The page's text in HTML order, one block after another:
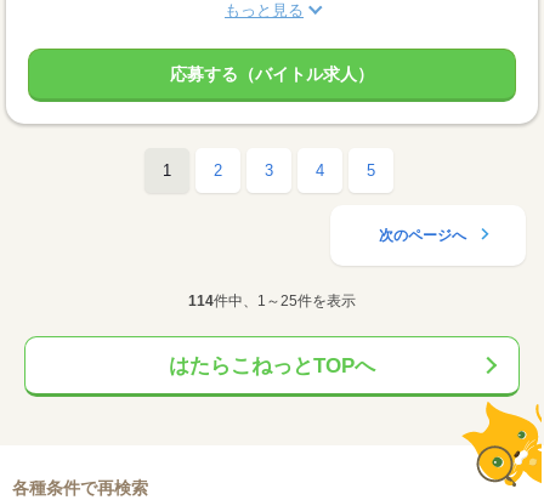
もっと見る
応募する（バイトル求人）
1 2 3 4 5
次のページへ
114件中、1～25件を表示
はたらこねっとTOPへ
各種条件で再検索